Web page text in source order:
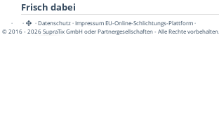
Frisch dabei
· · ·Datenschutz·Impressum EU-Online-Schlichtungs-Plattform·
© 2016 - 2026 SupraTix GmbH oder Partnergesellschaften - Alle Rechte vorbehalten.